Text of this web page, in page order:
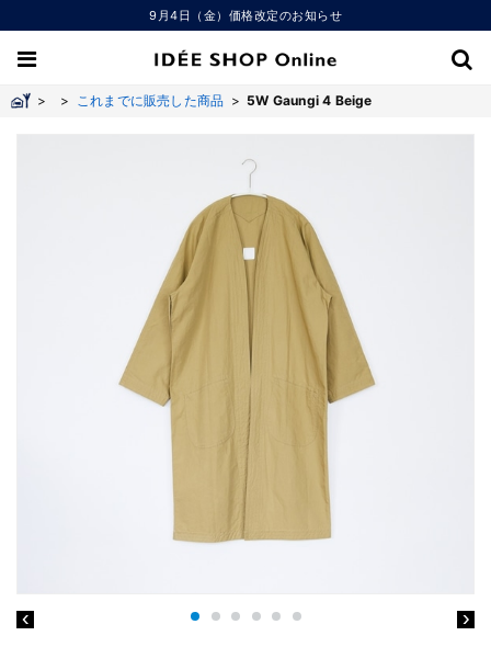
9月4日（金）価格改定のお知らせ
> > これまでに販売した商品 > 5W Gaungi 4 Beige